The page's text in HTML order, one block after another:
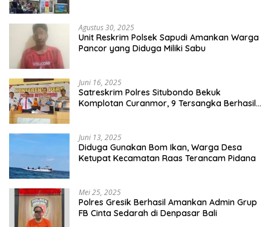
Agustus 30, 2025
Unit Reskrim Polsek Sapudi Amankan Warga
Pancor yang Diduga Miliki Sabu
Juni 16, 2025
Satreskrim Polres Situbondo Bekuk
Komplotan Curanmor, 9 Tersangka Berhasil
Juni 13, 2025
Diduga Gunakan Bom Ikan, Warga Desa
Ketupat Kecamatan Raas Terancam Pidana
Mei 25, 2025
Polres Gresik Berhasil Amankan Admin Grup
FB Cinta Sedarah di Denpasar Bali